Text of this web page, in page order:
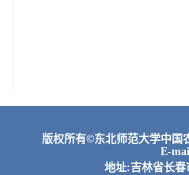
版权所有©东北师范大学中
E-
地址:吉林省长